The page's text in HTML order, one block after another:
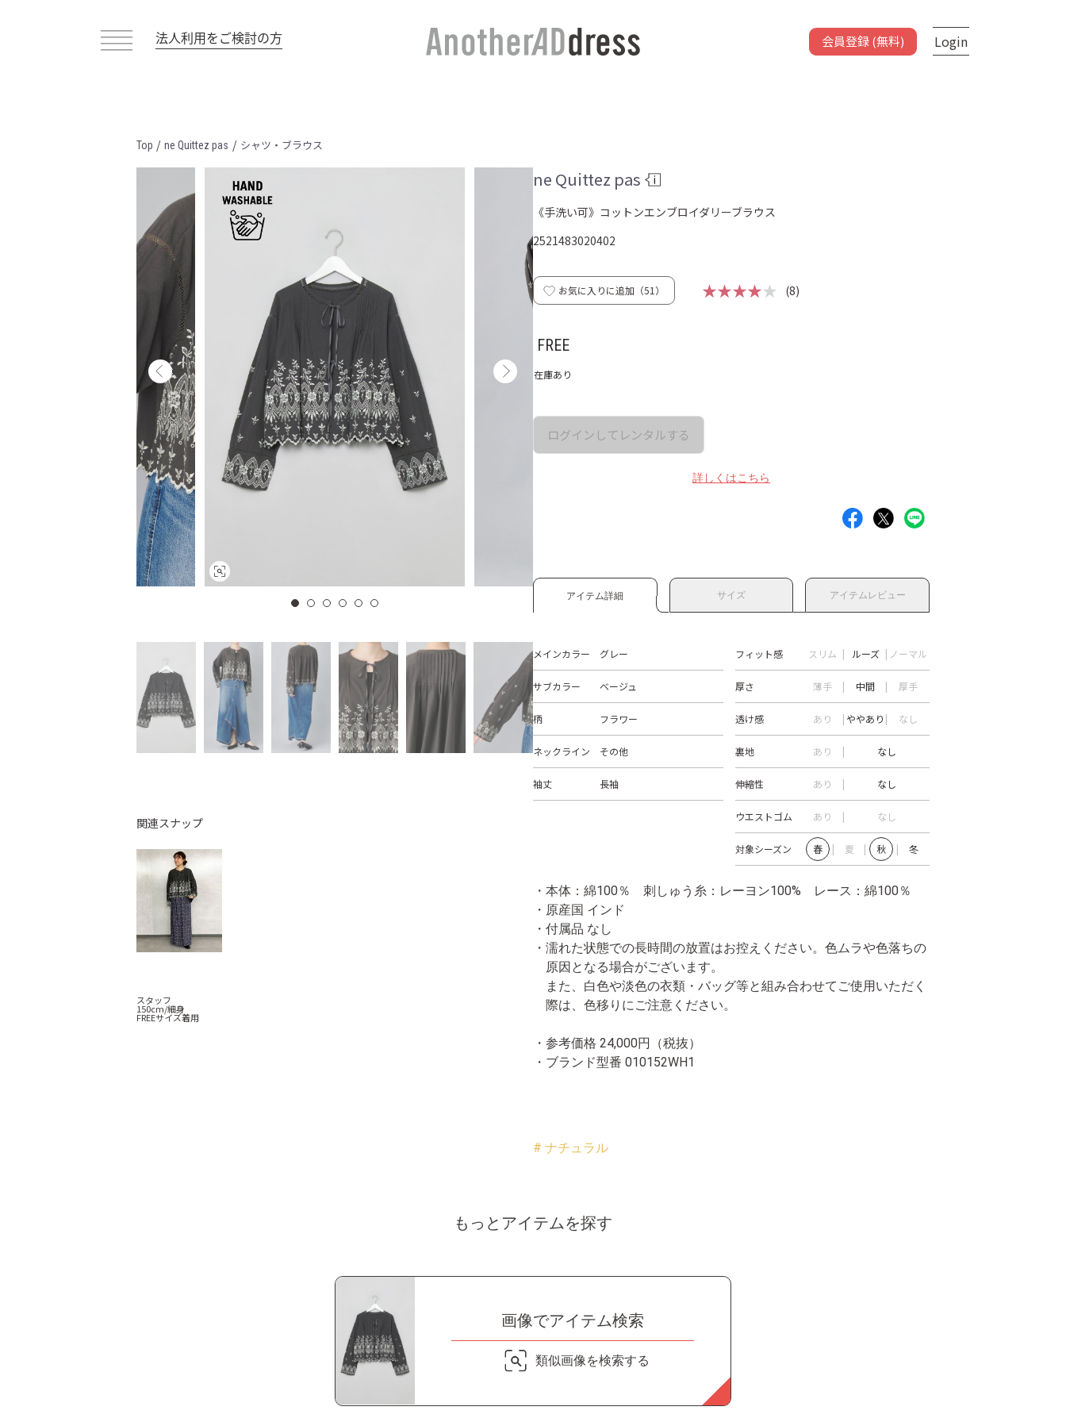
法人利用をご検討の方 会員登録 (無料) Login
Top / ne Quittez pas / シャツ・ブラウス
関連スナップ
スタッフ
150cm/細身
FREEサイズ着用
ne Quittez pas
《手洗い可》コットンエンブロイダリーブラウス
2521483020402
お気に入りに追加（51 ） ★★★★★ (8)
FREE
在庫あり
ログインしてレンタルする
詳しくはこちら
アイテム詳細 サイズ アイテムレビュー
メインカラー グレー
サブカラー ベージュ
柄 フラワー
ネックライン その他
袖丈 長袖
フィット感 スリム ルーズ ノーマル
厚さ 薄手 中間 厚手
透け感 あり ややあり なし
裏地 あり なし
伸縮性 あり なし
ウエストゴム あり なし
対象シーズン 春 夏 秋 冬
・本体：綿100％ 刺しゅう糸：レーヨン100% レース：綿100％
・原産国 インド
・付属品 なし
・ 濡れた状態での長時間の放置はお控えください。色ムラや色落ちの
原因となる場合がございます。
また、白色や淡色の衣類・バッグ等と組み合わせてご使用いただく
際は、色移りにご注意ください。
・参考価格 24,000円（税抜）
・ブランド型番 010152WH1
# ナチュラル
もっとアイテムを探す
画像でアイテム検索
類似画像を検索する